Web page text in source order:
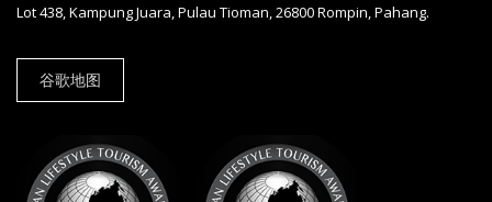
Lot 438, Kampung Juara, Pulau Tioman, 26800 Rompin, Pahang.
谷歌地图